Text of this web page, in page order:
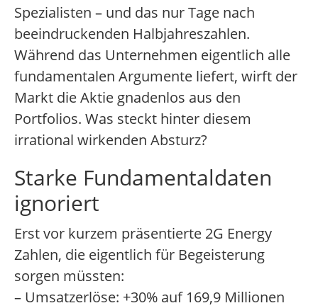
Spezialisten – und das nur Tage nach
beeindruckenden Halbjahreszahlen.
Während das Unternehmen eigentlich alle
fundamentalen Argumente liefert, wirft der
Markt die Aktie gnadenlos aus den
Portfolios. Was steckt hinter diesem
irrational wirkenden Absturz?
Starke Fundamentaldaten
ignoriert
Erst vor kurzem präsentierte 2G Energy
Zahlen, die eigentlich für Begeisterung
sorgen müssten:
– Umsatzerlöse: +30% auf 169,9 Millionen